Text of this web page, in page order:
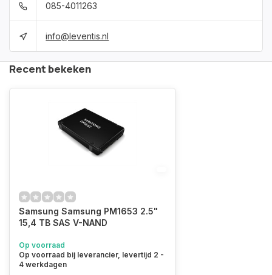
085-4011263
info@leventis.nl
Recent bekeken
Samsung Samsung PM1653 2.5"
15,4 TB SAS V-NAND
Op voorraad
Op voorraad bij leverancier, levertijd 2 -
4 werkdagen